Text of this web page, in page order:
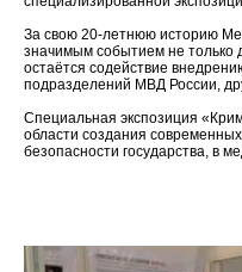
За свою 20-летнюю историю
значимым событием не только
остаётся содействие
подразделений МВД России,
Специальная экспозиция
области создания
безопасности государства, в